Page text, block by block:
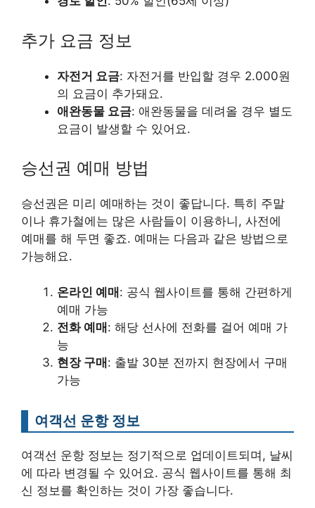
추가 요금 정보
자전거 요금: 자전거를 반입할 경우 2.000원
의 요금이 추가돼요.
애완동물 요금: 애완동물을 데려올 경우 별도
요금이 발생할 수 있어요.
승선권 예매 방법
승선권은 미리 예매하는 것이 좋답니다. 특히 주말
이나 휴가철에는 많은 사람들이 이용하니, 사전에
예매를 해 두면 좋죠. 예매는 다음과 같은 방법으로
가능해요.
온라인 예매: 공식 웹사이트를 통해 간편하게
예매 가능
전화 예매: 해당 선사에 전화를 걸어 예매 가
능
현장 구매: 출발 30분 전까지 현장에서 구매
가능
여객선 운항 정보
여객선 운항 정보는 정기적으로 업데이트되며, 날씨
에 따라 변경될 수 있어요. 공식 웹사이트를 통해 최
신 정보를 확인하는 것이 가장 좋습니다.